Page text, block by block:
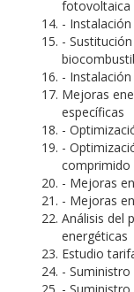
fotovoltaica
-
-
-
Mejoras
específicas
-
-
comprimido
- Mejoras
- Mejoras
Análisis del
energéticas
Estudio
-